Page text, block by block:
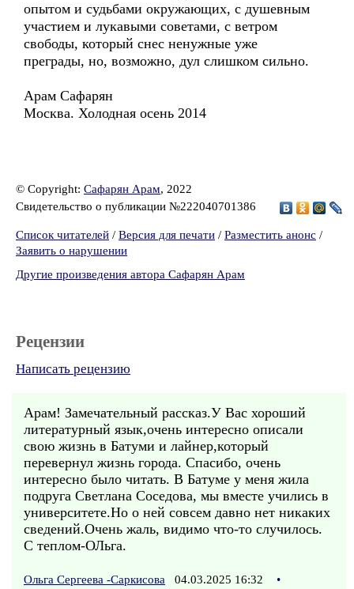
опытом и судьбами окружающих, с душевным
участием и лукавыми советами, с ветром
свободы, который снес ненужные уже
преграды, но, возможно, дул слишком сильно.
Арам Сафарян
Москва. Холодная осень 2014
© Copyright: Сафарян Арам, 2022
Свидетельство о публикации №222040701386
Список читателей / Версия для печати / Разместить анонс /
Заявить о нарушении
Другие произведения автора Сафарян Арам
Рецензии
Написать рецензию
Арам! Замечательный рассказ.У Вас хороший
литературный язык,очень интересно описали
свою жизнь в Батуми и лайнер,который
перевернул жизнь города. Спасибо, очень
интересно было читать. В Батуме у меня жила
подруга Светлана Соседова, мы вместе учились в
университете.Но о ней совсем давно нет никаких
сведений.Очень жаль, видимо что-то случилось.
С теплом-ОЛьга.
Ольга Сергеева -Саркисова 04.03.2025 16:32
•